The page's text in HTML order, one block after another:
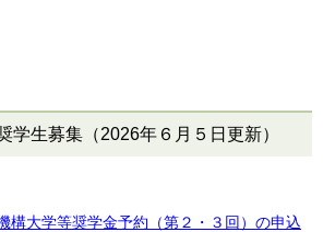
学生募集（2026年６月５日 更新）
構大学等奨学金予約（第２・３回）の申込